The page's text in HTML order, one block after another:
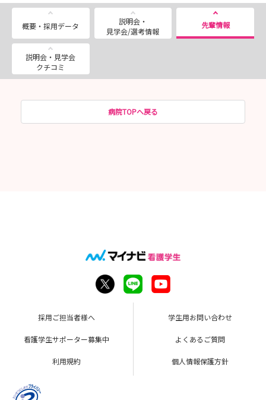
概要・採用データ
説明会・
見学会/選考情報
先輩情報
説明会・見学会
クチコミ
病院TOPへ戻る
採用ご担当者様へ 学生用お問い合わせ
看護学生サポーター募集中 よくあるご質問
利用規約 個人情報保護方針